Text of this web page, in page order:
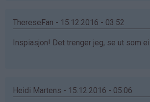
ThereseFan - 15.12.2016 - 03:52
Inspiasjon! Det trenger jeg, se ut som
Heidi Martens - 15.12.2016 - 05:06